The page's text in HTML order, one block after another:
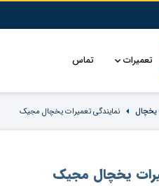
تعمیرات تماس
یخچال نمایندگی تعمیرات یخچال مجیک
یخچال مجیک